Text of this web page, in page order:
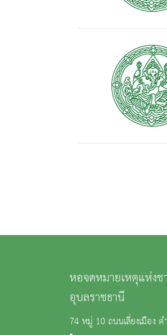
หอจดหมายเหตุแห่ง
อุบลราชธานี
74 หมู่ 10 ถนนเลี่ยงเมือง